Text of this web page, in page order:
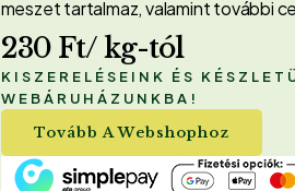
meszet tartalmaz, valamint további
230 Ft/ kg-tól
KISZERELÉSEINK ÉS
WEBÁRUHÁZUNKBA!
Tovább A Webshophoz